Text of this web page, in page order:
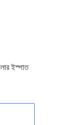
ইস্পাত